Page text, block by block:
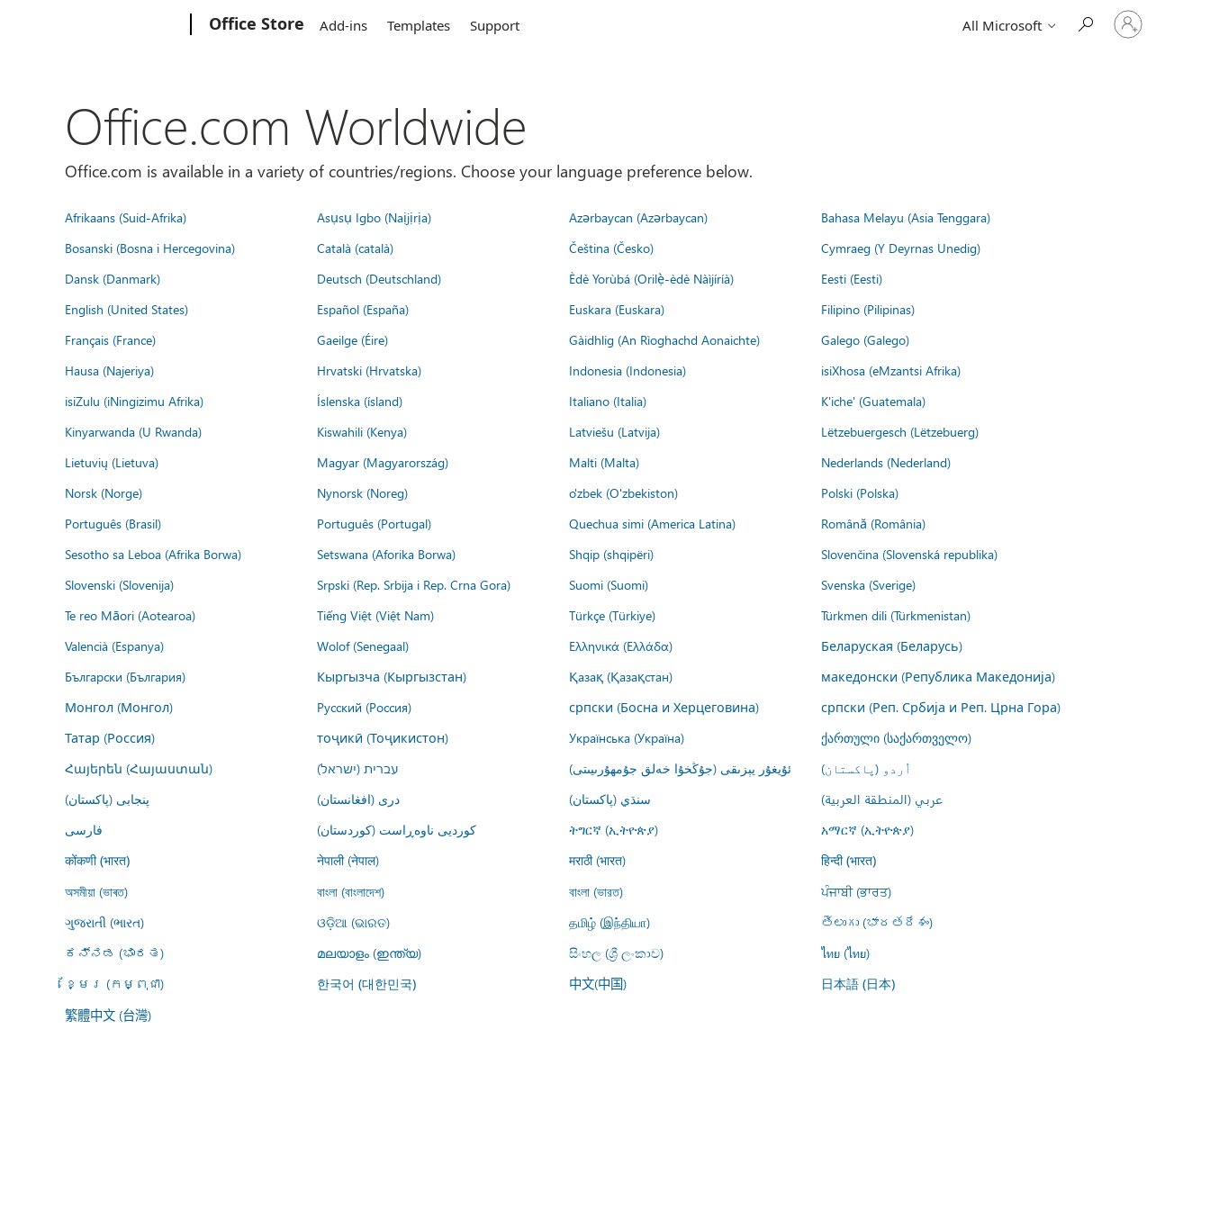
Office Store Add-ins Templates Support All Microsoft
Sign
in
Office.com Worldwide
Office.com is available in a variety of countries/regions. Choose your language preference below.
Afrikaans (Suid-Afrika) Asụsụ Igbo (Naịjịrịa) Azərbaycan (Azərbaycan)
Bahasa Melayu (Asia Tenggara)
Bosanski (Bosna i Hercegovina)
Català (català) Čeština (Česko)
Cymraeg (Y Deyrnas Unedig)
Dansk (Danmark)
Deutsch (Deutschland) Èdè Yorùbá (Orilẹ̀-èdè Nàìjíríà)
Eesti (Eesti)
English (United States)
Español (España) Euskara (Euskara)
Filipino (Pilipinas)
Français (France)
Gaeilge (Éire) Gàidhlig (An Rìoghachd Aonaichte)
Galego (Galego)
Hausa (Najeriya)
Hrvatski (Hrvatska) Indonesia (Indonesia)
isiXhosa (eMzantsi Afrika)
isiZulu (iNingizimu Afrika)
Íslenska (ísland) Italiano (Italia)
K'iche' (Guatemala)
Kinyarwanda (U Rwanda)
Kiswahili (Kenya) Latviešu (Latvija)
Lëtzebuergesch (Lëtzebuerg)
Lietuvių (Lietuva)
Magyar (Magyarország) Malti (Malta)
Nederlands (Nederland)
Norsk (Norge)
Nynorsk (Noreg) o'zbek (O'zbekiston)
Polski (Polska)
Português (Brasil)
Português (Portugal) Quechua simi (America Latina)
Română (România)
Sesotho sa Leboa (Afrika Borwa)
Setswana (Aforika Borwa) Shqip (shqipëri)
Slovenčina (Slovenská republika)
Slovenski (Slovenija)
Srpski (Rep. Srbija i Rep. Crna Gora) Suomi (Suomi)
Svenska (Sverige)
Te reo Māori (Aotearoa)
Tiếng Việt (Việt Nam) Türkçe (Türkiye)
Türkmen dili (Türkmenistan)
Valencià (Espanya)
Wolof (Senegaal) Ελληνικά (Ελλάδα)
Беларуская (Беларусь)
Български (България)
Кыргызча (Кыргызстан) Қазақ (Қазақстан)
македонски (Република Македонија)
Монгол (Монгол)
Русский (Россия) српски (Босна и Херцеговина)
српски (Реп. Србија и Реп. Црна Гора)
Татар (Россия)
тоҷикӣ (Тоҷикистон) Українська (Україна)
ქართული (საქართველო)
Հայերեն (Հայաստան)
עברית (ישראל) ئۇيغۇر يېزىقى (جۇڭخۇا خەلق جۇمھۇرىيىتى)
اُردو (پاکستان)
پنجابی (پاکستان)
درى (افغانستان) سنڌي (پاکستان)
عربي (المنطقة العربية)
فارسى
کوردیی ناوەڕاست (کوردستان) ትግርኛ (ኢትዮጵያ) አማርኛ (ኢትዮጵያ)
कोंकणी (भारत) नेपाली (नेपाल) मराठी (भारत) हिन्दी (भारत)
অসমীয়া (ভাৰত) বাংলা (বাংলাদেশ) বাংলা (ভারত)
ਪੰਜਾਬੀ (ਭਾਰਤ)
ગુજરાતી (ભારત)
ଓଡ଼ିଆ (ଭାରତ) தமிழ் (இந்தியா)
తెలుగు (భారతదేశం)
ಕನ್ನಡ (ಭಾರತ)
മലയാളം (ഇന്ത്യ) සිංහල (ශ්‍රී ලංකාව)
ไทย (ไทย)
ខ្មែរ (កម្ពុជា)
한국어 (대한민국) 中文(中国) 日本語 (日本)
繁體中文 (台灣)